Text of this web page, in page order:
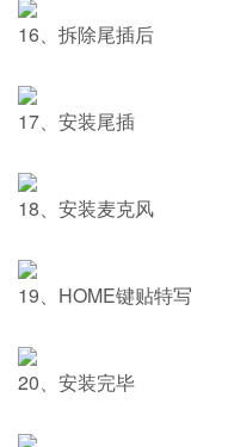
16、拆除尾插后
17、安装尾插
18、安装麦克风
19、HOME键贴特写
20、安装完毕